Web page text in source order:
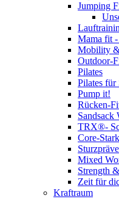
Jumping
Mama fit
Mobility
Outdoor-
Pilates
Pilates für
Pump it!
Rücken-
Sandsack
TRX®-
Core-
Mixed
Strength
Zeit für
Kraftraum